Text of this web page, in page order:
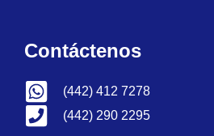
Contáctenos
(442) 412 7278
(442) 290 2295